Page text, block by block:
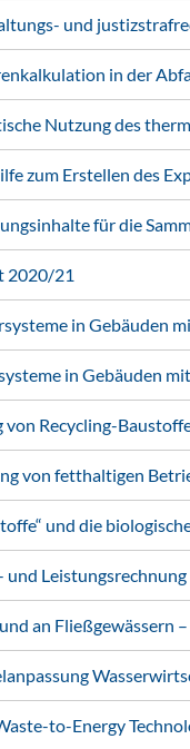
und
in der
Nutzung des
zum Erstellen des
für die
2020/21
in Gebäuden
in Gebäuden
Recycling-
von fetthaltigen
und die
an Fließgewässern
to-Energy